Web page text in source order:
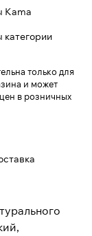
Kama
категории
только для
и может
в розничных